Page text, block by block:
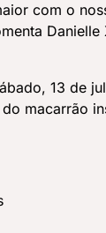
com o
13 de
macarrão